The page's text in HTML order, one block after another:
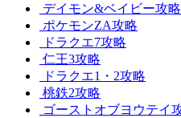
デイモン&ベイビー攻略
ポケモンZA攻略
ドラクエ7攻略
仁王3攻略
ドラクエ1・2攻略
桃鉄2攻略
ゴーストオブヨウテイ